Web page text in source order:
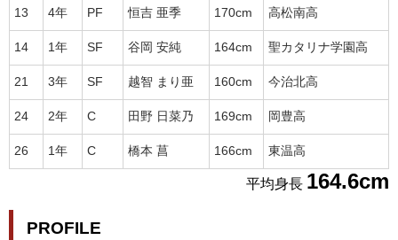
13 4年 PF 恒吉 亜季 170cm 高松南高
14 1年 SF 谷岡 安純 164cm 聖カタリナ学園高
21 3年 SF 越智 まり亜 160cm 今治北高
24 2年 C 田野 日菜乃 169cm 岡豊高
26 1年 C 橋本 菖 166cm 東温高
平均身長 164.6cm
PROFILE